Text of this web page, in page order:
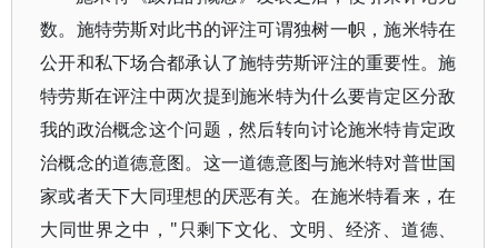
数。施特劳斯对此书的评注可谓独树一帜，施米特在
公开和私下场合都承认了施特劳斯评注的重要性。施
特劳斯在评注中两次提到施米特为什么要肯定区分敌
我的政治概念这个问题，然后转向讨论施米特肯定政
治概念的道德意图。这一道德意图与施米特对普世国
家或者天下大同理想的厌恶有关。在施米特看来，在
大同世界之中，"只剩下文化、文明、经济、道德、